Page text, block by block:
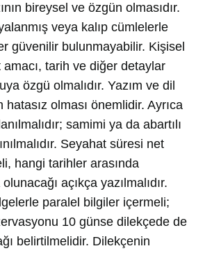
bireysel ve özgün olmasıdır.
veya kalıp cümlelerle
güvenilir bulunmayabilir. Kişisel
tarih ve diğer detaylar
özgü olmalıdır. Yazım ve dil
hatasız olması önemlidir. Ayrıca
samimi ya da abartılı
Seyahat süresi net
hangi tarihler arasında
açıkça yazılmalıdır.
paralel bilgiler içermeli;
10 günse dilekçede de
belirtilmelidir. Dilekçenin